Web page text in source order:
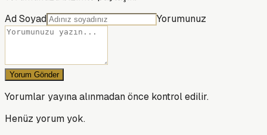
Ad Soyad
Yorumunuz
Yorum Gönder
Yorumlar yayına alınmadan önce kontrol edilir.
Henüz yorum yok.